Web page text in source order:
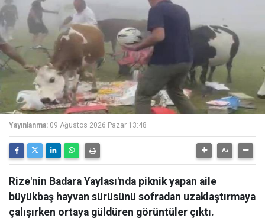
Yayınlanma: 09 Ağustos 2026 Pazar 13:48
Rize'nin Badara Yaylası'nda piknik yapan aile
büyükbaş hayvan sürüsünü sofradan uzaklaştırmaya
çalışırken ortaya güldüren görüntüler çıktı.